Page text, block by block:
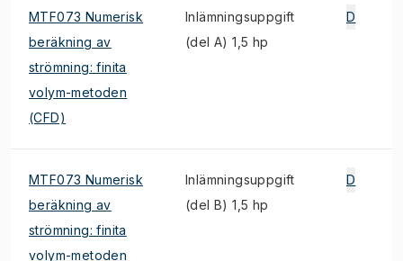
MTF073 Numerisk
beräkning av
strömning: finita
volym-metoden
(CFD)
Inlämningsuppgift
(del A) 1,5 hp
D
MTF073 Numerisk
beräkning av
strömning: finita
volym-metoden
Inlämningsuppgift
(del B) 1,5 hp
D